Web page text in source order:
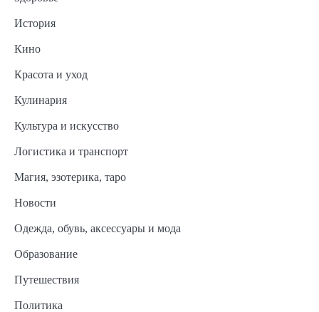
История
Кино
Красота и уход
Кулинария
Культура и искусство
Логистика и транспорт
Магия, эзотерика, таро
Новости
Одежда, обувь, аксессуары и мода
Образование
Путешествия
Политика